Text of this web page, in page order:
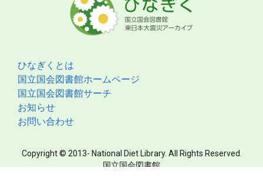
ひなぎくとは
国立国会図書館ホームページ
国立国会図書館サーチ
お知らせ
お問い合わせ
Copyright © 2013- National Diet Library. All Rights Reserved.